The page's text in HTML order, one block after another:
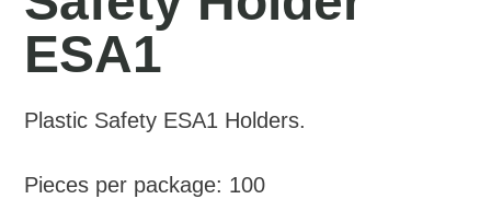
ESA1
Plastic Safety ESA1 Holders.
Pieces per package: 100